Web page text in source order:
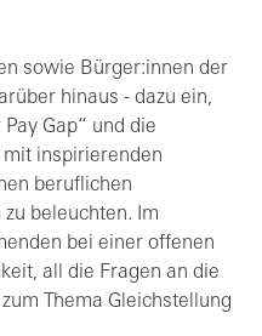
sowie Bürger:innen der
hinaus - dazu ein,
Pay Gap“ und die
mit inspirierenden
beruflichen
beleuchten. Im
bei einer offenen
all die Fragen an die
Thema Gleichstellung